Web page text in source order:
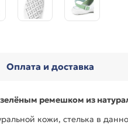
Оплата и доставка
ремешком из
кожи, стелька в